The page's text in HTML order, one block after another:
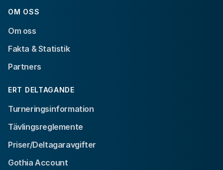
OM OSS
Om oss
Fakta & Statistik
Partners
ERT DELTAGANDE
Turneringsinformation
Tävlingsreglemente
Priser/Deltagaravgifter
Gothia Account